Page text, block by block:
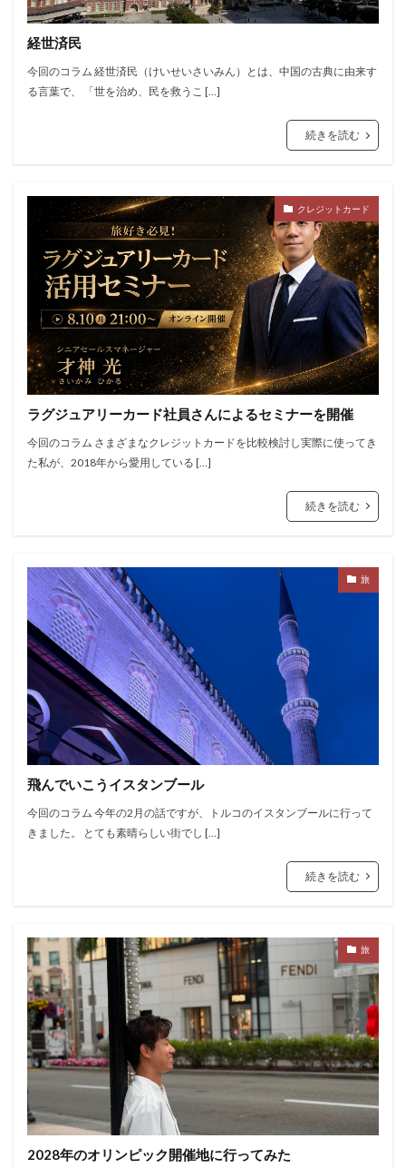
経世済民
今回のコラム 経世済民（けいせいさいみん）とは、中国の古典に由来す
る言葉で、 「世を治め、民を救うこ […]
続きを読む
クレジットカード
ラグジュアリーカード社員さんによるセミナーを開催
今回のコラム さまざまなクレジットカードを比較検討し実際に使ってき
た私が、2018年から愛用している […]
続きを読む
旅
飛んでいこうイスタンブール
今回のコラム 今年の2月の話ですが、トルコのイスタンブールに行って
きました。 とても素晴らしい街でし […]
続きを読む
旅
2028年のオリンピック開催地に行ってみた